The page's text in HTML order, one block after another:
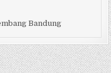
Bandung